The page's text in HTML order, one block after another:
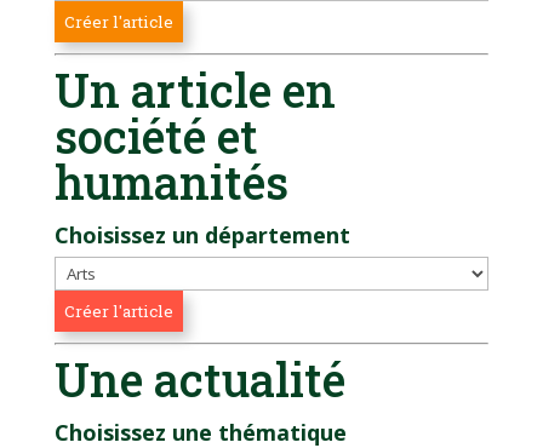
Un article en
société et
humanités
Choisissez un département
Une actualité
Choisissez une thématique